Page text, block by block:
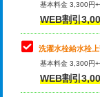
排水管工事（排
排水管工事（追
え）
マス交換（土の
その他部品の脱着
交換・取付（タ
交換・取付(単水
式）)
基本料金 3,300円
WEB割引
洗濯水栓給水栓
基本料金 3,300円
WEB割引